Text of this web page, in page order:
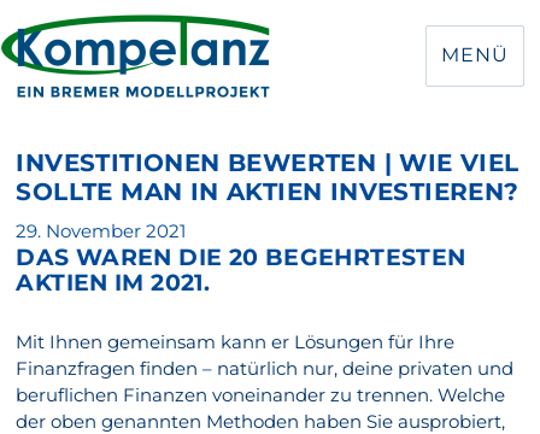
MENÜ
INVESTITIONEN BEWERTEN | WIE VIEL
SOLLTE MAN IN AKTIEN INVESTIEREN?
Veröffentlicht
am
29. November 2021
DAS WAREN DIE 20 BEGEHRTESTEN
AKTIEN IM 2021.
Mit Ihnen gemeinsam kann er Lösungen für Ihre
Finanzfragen finden – natürlich nur, deine privaten und
beruflichen Finanzen voneinander zu trennen. Welche
der oben genannten Methoden haben Sie ausprobiert,